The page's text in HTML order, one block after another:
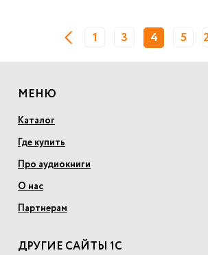
1 3 4 5
МЕНЮ
Каталог
Где купить
Про аудиокниги
О нас
Партнерам
ДРУГИЕ САЙТЫ 1С